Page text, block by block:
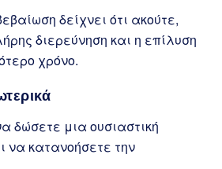
δείχνει ότι ακούτε,
διερεύνηση και η επίλυση
χρόνο.
δώσετε μια ουσιαστική
να κατανοήσετε την